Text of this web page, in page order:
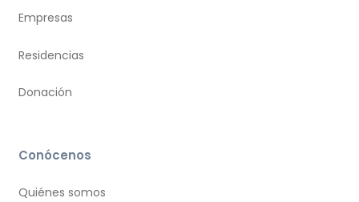
Empresas
Residencias
Donación
Conócenos
Quiénes somos